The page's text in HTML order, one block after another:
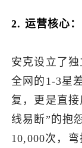
2. 运营核心
安克设立了
全网的1-3星
复，更是直
线易断”的抱
10,000次，弯